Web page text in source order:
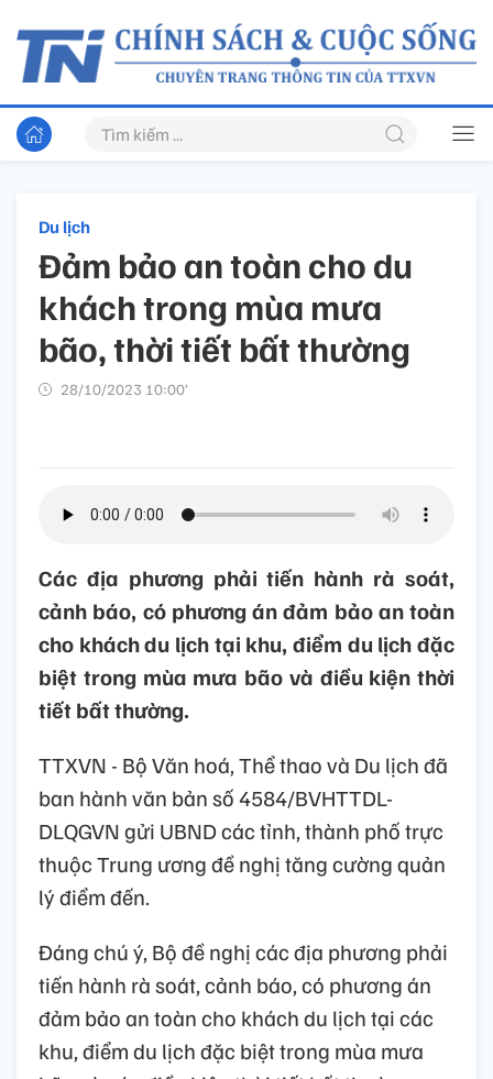
Du lịch
Đảm bảo an toàn cho du
khách trong mùa mưa
bão, thời tiết bất thường
28/10/2023 10:00’
Các địa phương phải tiến hành rà soát,
cảnh báo, có phương án đảm bảo an toàn
cho khách du lịch tại khu, điểm du lịch đặc
biệt trong mùa mưa bão và điều kiện thời
tiết bất thường.
TTXVN - Bộ Văn hoá, Thể thao và Du lịch đã
ban hành văn bản số 4584/BVHTTDL-
DLQGVN gửi UBND các tỉnh, thành phố trực
thuộc Trung ương đề nghị tăng cường quản
lý điểm đến.
Đáng chú ý, Bộ đề nghị các địa phương phải
tiến hành rà soát, cảnh báo, có phương án
đảm bảo an toàn cho khách du lịch tại các
khu, điểm du lịch đặc biệt trong mùa mưa